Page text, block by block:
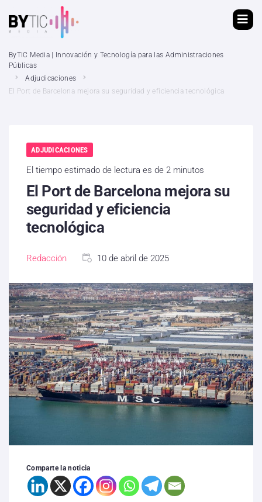
ByTIC Media | Innovación y Tecnología para las Administraciones
Públicas
Adjudicaciones
El Port de Barcelona mejora su seguridad y eficiencia tecnológica
ADJUDICACIONES
El tiempo estimado de lectura es de 2 minutos
El Port de Barcelona mejora su
seguridad y eficiencia
tecnológica
Redacción 10 de abril de 2025
Comparte la noticia